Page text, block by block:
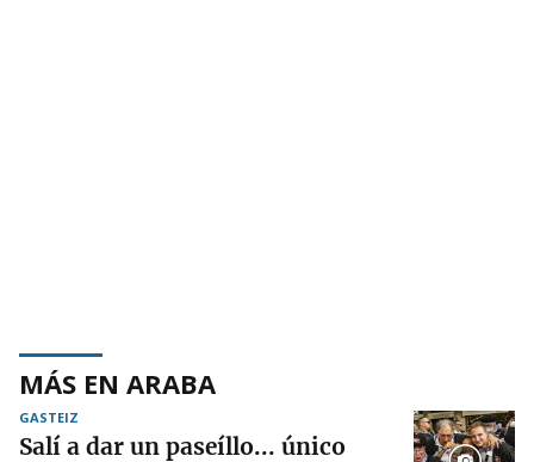
MÁS EN ARABA
GASTEIZ
Salí a dar un paseíllo... único